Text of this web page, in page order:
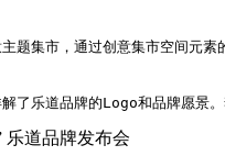
集市，通过创意集市空间元素
阐述
乐道品牌的Logo和品牌愿景